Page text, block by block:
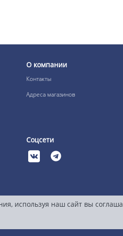
О компании
Контакты
Адреса магазинов
Соцсети
используя наш сайт вы